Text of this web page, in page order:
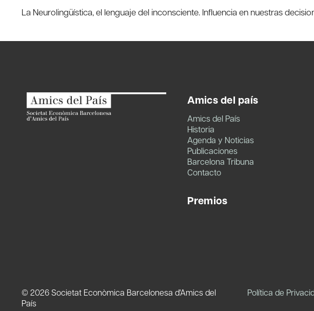
de
entradas
La Neurolingüística, el lenguaje del inconsciente. Influencia en nuestras
Amics del país
Amics del País
Historia
Agenda y Noticias
Publicaciones
Barcelona Tribuna
Contacto
Premios
© 2026 Societat Econòmica Barcelonesa d'Amics del
País
Política de